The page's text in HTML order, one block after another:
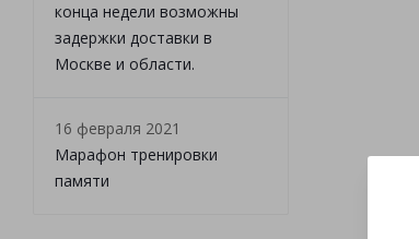
конца недели возможны
задержки доставки в
Москве и области.
16 февраля 2021
Марафон тренировки
памяти